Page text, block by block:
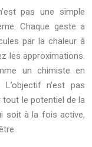
pas une simple
Chaque geste a
par la chaleur à
les approximations.
un chimiste en
n’est pas
tout le potentiel de la
soit à la fois active,